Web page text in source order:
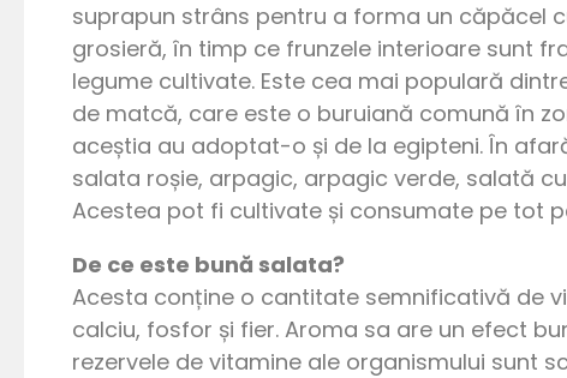
suprapun strâns pentru a forma un căpăcel
grosieră, în timp ce frunzele interioare sunt
legume cultivate. Este cea mai populară
de matcă, care este o buruiană comună în
aceștia au adoptat-o și de la egipteni. În
salata roșie, arpagic, arpagic verde, salată
Acestea pot fi cultivate și consumate pe tot
De ce este bună salata?
Acesta conține o cantitate semnificativă de
calciu, fosfor și fier. Aroma sa are un efect
rezervele de vitamine ale organismului sunt